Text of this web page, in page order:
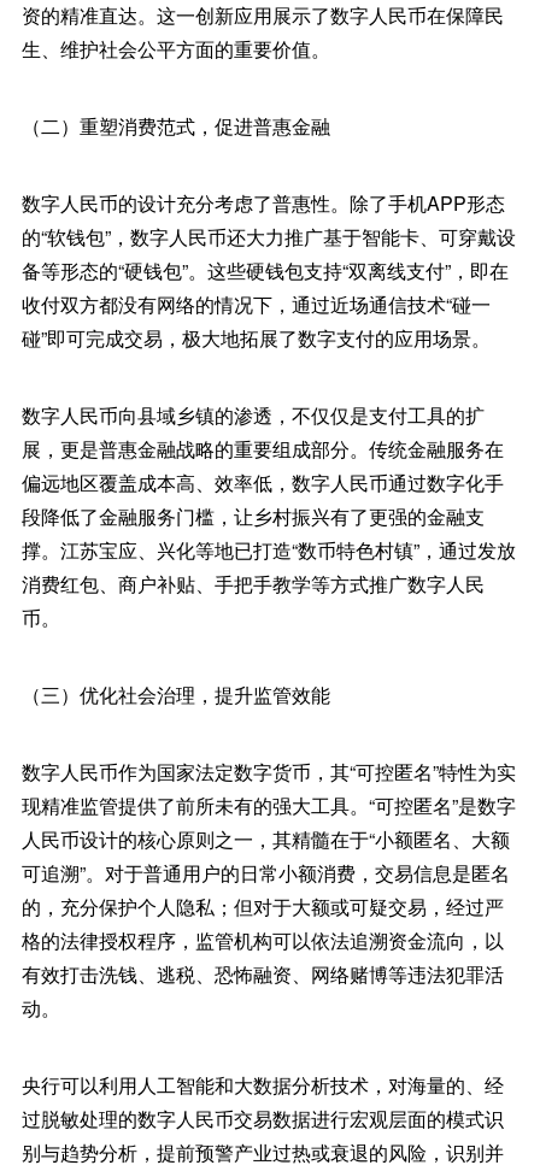
资的精准直达。这一创新应用展示了数字人民币在保障民
生、维护社会公平方面的重要价值。
（二）重塑消费范式，促进普惠金融
数字人民币的设计充分考虑了普惠性。除了手机APP形态
的“软钱包”，数字人民币还大力推广基于智能卡、可穿戴设
备等形态的“硬钱包”。这些硬钱包支持“双离线支付”，即在
收付双方都没有网络的情况下，通过近场通信技术“碰一
碰”即可完成交易，极大地拓展了数字支付的应用场景。
数字人民币向县域乡镇的渗透，不仅仅是支付工具的扩
展，更是普惠金融战略的重要组成部分。传统金融服务在
偏远地区覆盖成本高、效率低，数字人民币通过数字化手
段降低了金融服务门槛，让乡村振兴有了更强的金融支
撑。江苏宝应、兴化等地已打造“数币特色村镇”，通过发放
消费红包、商户补贴、手把手教学等方式推广数字人民
币。
（三）优化社会治理，提升监管效能
数字人民币作为国家法定数字货币，其“可控匿名”特性为实
现精准监管提供了前所未有的强大工具。“可控匿名”是数字
人民币设计的核心原则之一，其精髓在于“小额匿名、大额
可追溯”。对于普通用户的日常小额消费，交易信息是匿名
的，充分保护个人隐私；但对于大额或可疑交易，经过严
格的法律授权程序，监管机构可以依法追溯资金流向，以
有效打击洗钱、逃税、恐怖融资、网络赌博等违法犯罪活
动。
央行可以利用人工智能和大数据分析技术，对海量的、经
过脱敏处理的数字人民币交易数据进行宏观层面的模式识
别与趋势分析，提前预警产业过热或衰退的风险，识别并